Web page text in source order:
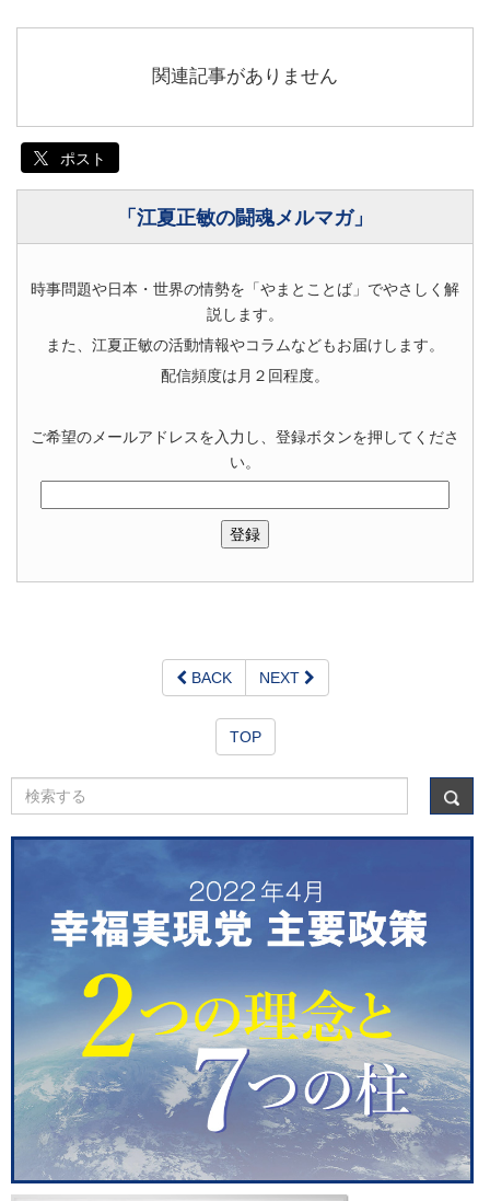
関連記事がありません
ポスト
「江夏正敏の闘魂メルマガ」
時事問題や日本・世界の情勢を「やまとことば」でやさしく解
説します。
また、江夏正敏の活動情報やコラムなどもお届けします。
配信頻度は月２回程度。
ご希望のメールアドレスを入力し、登録ボタンを押してくださ
い。
BACK NEXT
TOP